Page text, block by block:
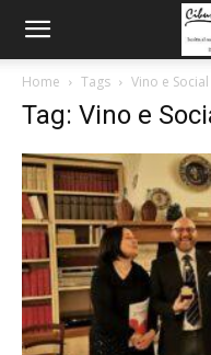
Home Tags Vino e Social
Tag: Vino e